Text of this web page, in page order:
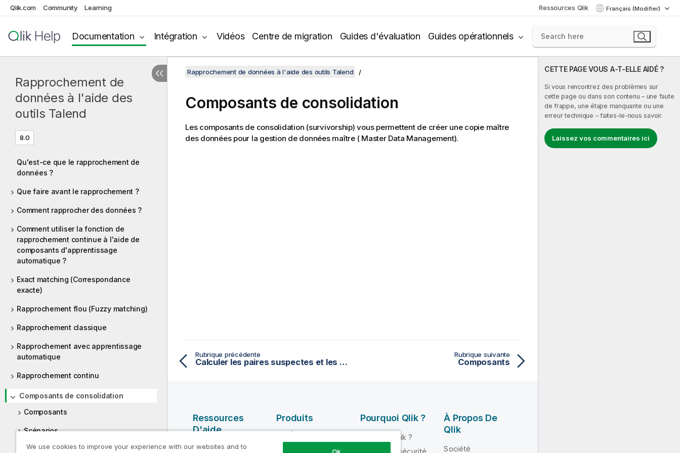
Qlik.com Community Learning Ressources Qlik Français (Modifier)
Documentation Intégration Vidéos Centre de migration Guides d'évaluation Guides opérationnels
Rapprochement de
données à l'aide des
outils Talend
8.0
Qu'est-ce que le rapprochement de
données ?
Que faire avant le rapprochement ?
Comment rapprocher des données ?
Comment utiliser la fonction de
rapprochement continue à l'aide de
composants d'apprentissage
automatique ?
Exact matching (Correspondance
exacte)
Rapprochement flou (Fuzzy matching)
Rapprochement classique
Rapprochement avec apprentissage
automatique
Rapprochement continu
Composants de consolidation
Composants
Scénarios
CETTE PAGE VOUS A-T-ELLE AIDÉ ?
Si vous rencontrez des problèmes sur
cette page ou dans son contenu – une faute
de frappe, une étape manquante ou une
erreur technique – faites-le-nous savoir.
Laissez vos commentaires ici
Rapprochement de données à l'aide des outils Talend
Composants de consolidation
Les composants de consolidation (survivorship) vous permettent de créer une copie maître
des données pour la gestion de données maître ( Master Data Management).
Rubrique précédente
Calculer les paires suspectes et les enregistrements uniques
Rubrique suivante
Composants
Ressources
D'aide
Vidéos Qlik Help
Produits
QUALITÉ DE
Pourquoi Qlik ?
Pourquoi Qlik ?
Fiabilité et sécurité
À Propos De
Qlik
Société
We use cookies to improve your experience with our websites and to